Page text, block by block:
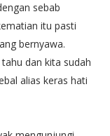
sebab
itu pasti
bernyawa.
dan kita sudah
alias keras hati